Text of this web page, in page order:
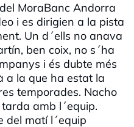
MoraBanc Andorra
i es dirigien a la pista
Un d´ells no anava
ben coix, no s´ha
i és dubte més
a la que ha estat la
temporades. Nacho
amb l´equip.
del matí l´equip